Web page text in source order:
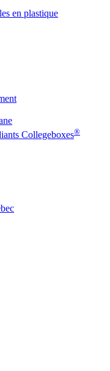
en plastique
Collegeboxes®